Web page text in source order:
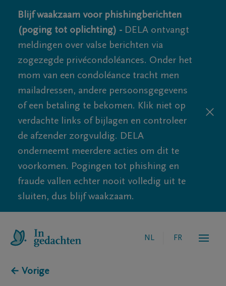
Blijf waakzaam voor phishingberichten
(poging tot oplichting) - DELA ontvangt
meldingen over valse berichten via
zogezegde privécondoléances. Onder het
mom van een condoléance tracht men
mailadressen, andere persoonsgegevens
of een betaling te bekomen. Klik niet op
verdachte links of bijlagen en controleer
de afzender zorgvuldig. DELA
onderneemt meerdere acties om dit te
voorkomen. Pogingen tot phishing en
fraude vallen echter nooit volledig uit te
sluiten, dus blijf waakzaam.
NL FR
← Vorige